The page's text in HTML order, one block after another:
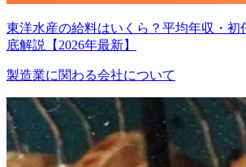
東洋水産の給料はいくら？平均年収・初
底解説【2026年最新】
製造業に関わる会社について